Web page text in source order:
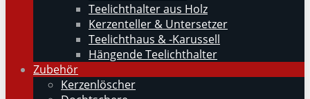
Teelichthalter aus Holz
Kerzenteller & Untersetzer
Teelichthaus & -Karussell
Hängende Teelichthalter
Zubehör
Kerzenlöscher